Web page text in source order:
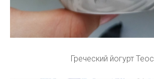
Греческий йогурт Теос